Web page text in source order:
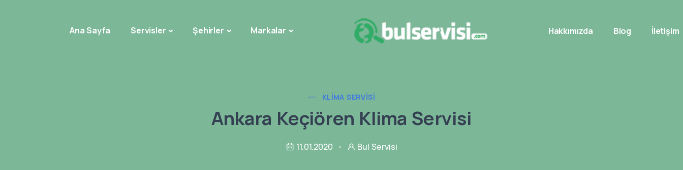
Ana Sayfa Servisler Şehirler Markalar Hakkımızda Blog İletişim
KLIMA SERVISI
Ankara Keçiören Klima Servisi
11.01.2020 Bul Servisi